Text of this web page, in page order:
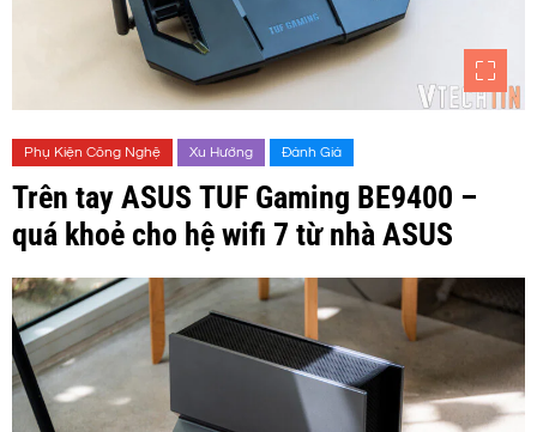
Phụ Kiện Công Nghệ Xu Hướng Đánh Giá
Trên tay ASUS TUF Gaming BE9400 –
quá khoẻ cho hệ wifi 7 từ nhà ASUS